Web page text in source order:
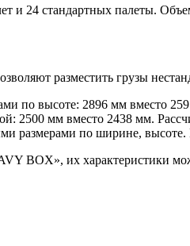
и 24 стандартных палеты.
разместить грузы
по высоте: 2896 мм вместо
2500 мм вместо 2438 мм.
размерами по ширине, высоте.
BOX», их характеристики